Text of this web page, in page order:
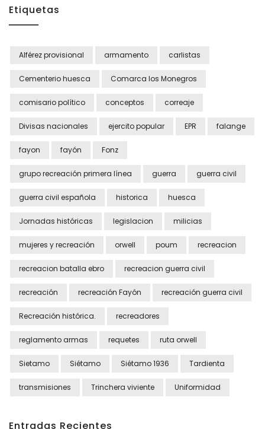
Etiquetas
Alférez provisional armamento carlistas
Cementerio huesca Comarca los Monegros
comisario político conceptos correaje
Divisas nacionales ejercito popular EPR falange
fayon fayón Fonz
grupo recreación primera línea guerra guerra civil
guerra civil española historica huesca
Jornadas históricas legislacion milicias
mujeres y recreación orwell poum recreacion
recreacion batalla ebro recreacion guerra civil
recreación recreación Fayón recreación guerra civil
Recreación histórica. recreadores
reglamento armas requetes ruta orwell
Sietamo Siétamo Siétamo 1936 Tardienta
transmisiones Trinchera viviente Uniformidad
Entradas Recientes